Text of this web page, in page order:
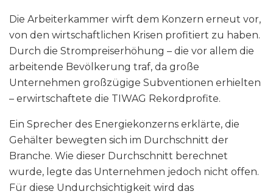
Die Arbeiterkammer wirft dem Konzern erneut vor,
von den wirtschaftlichen Krisen profitiert zu haben.
Durch die Strompreiserhöhung – die vor allem die
arbeitende Bevölkerung traf, da große
Unternehmen großzügige Subventionen erhielten
– erwirtschaftete die TIWAG Rekordprofite.
Ein Sprecher des Energiekonzerns erklärte, die
Gehälter bewegten sich im Durchschnitt der
Branche. Wie dieser Durchschnitt berechnet
wurde, legte das Unternehmen jedoch nicht offen.
Für diese Undurchsichtigkeit wird das